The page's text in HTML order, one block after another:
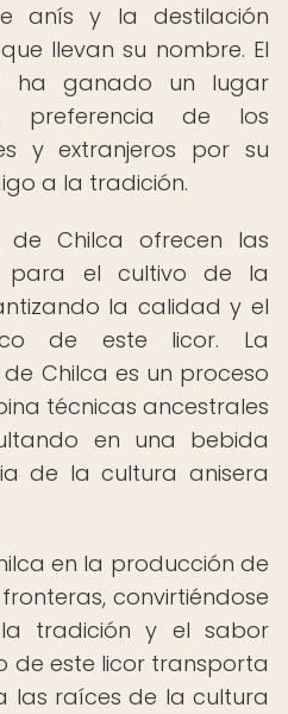
anís y la destilación
llevan su nombre. El
ha ganado un lugar
preferencia de los
y extranjeros por su
a la tradición.
Chilca ofrecen las
para el cultivo de la
la calidad y el
de este licor. La
Chilca es un proceso
técnicas ancestrales
en una bebida
de la cultura anisera
en la producción de
convirtiéndose
tradición y el sabor
de este licor transporta
las raíces de la cultura